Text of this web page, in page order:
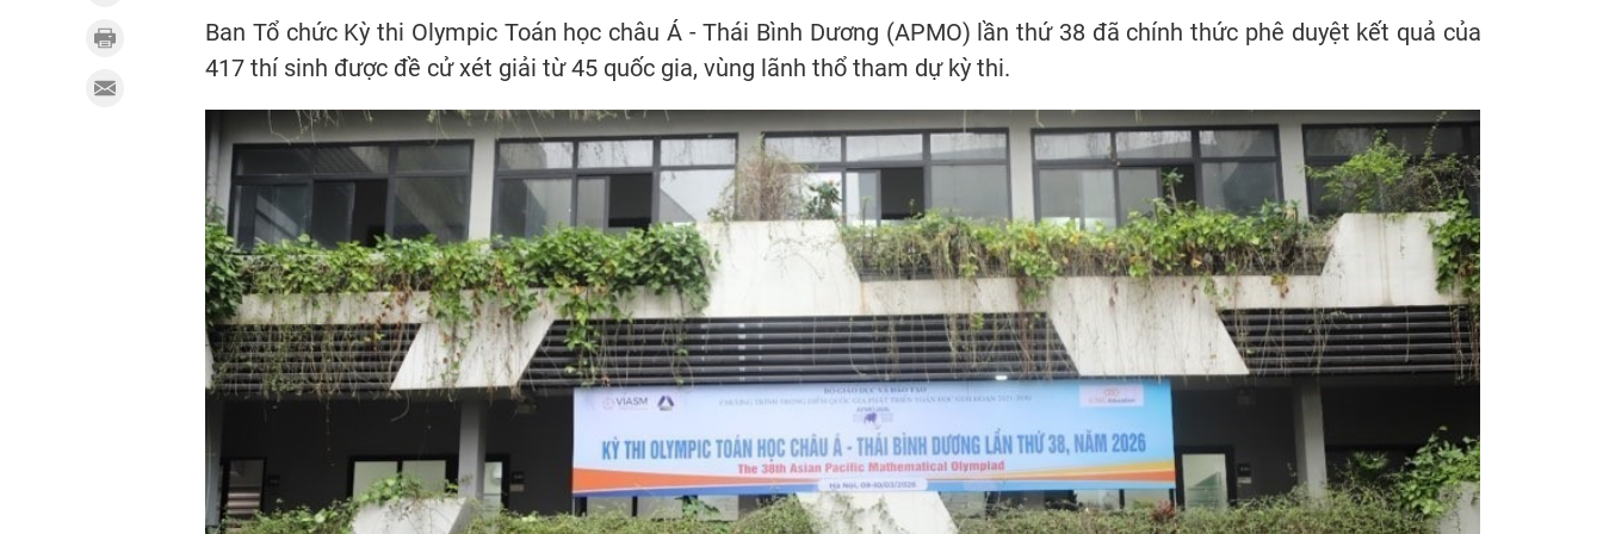
Ban Tổ chức Kỳ thi Olympic Toán học châu Á - Thái Bình Dương (APMO) lần thứ 38 đã chính thức phê duyệt kết quả của
417 thí sinh được đề cử xét giải từ 45 quốc gia, vùng lãnh thổ tham dự kỳ thi.